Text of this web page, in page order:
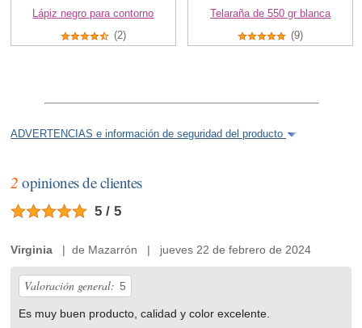
Lápiz negro para contorno
(2)
Telaraña de 550 gr blanca
(9)
ADVERTENCIAS e información de seguridad del producto
2 opiniones de clientes
5 / 5
Virginia | de Mazarrón | jueves 22 de febrero de 2024
Valoración general: 5
Es muy buen producto, calidad y color excelente.